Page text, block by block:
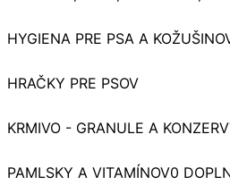
HYGIENA PRE PSA A
HRAČKY PRE PSOV
KRMIVO - GRANULE A
PAMLSKY A VITAMÍNOV0